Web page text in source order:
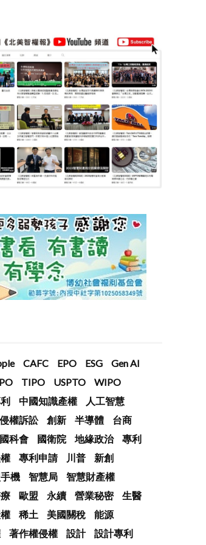
CAFC EPO ESG
Gen AI
TIPO USPTO
WIPO
中國知識產權
人工智慧
侵權訴訟 創新 半導體
台商
國科會 國衛院 地緣政治
專利
專利申請 川普
新創
機
智慧局
智慧財產權
歐盟 永續 營業秘密
生醫
稀土 美國關稅
能源
著作權侵權 設計
設計專利